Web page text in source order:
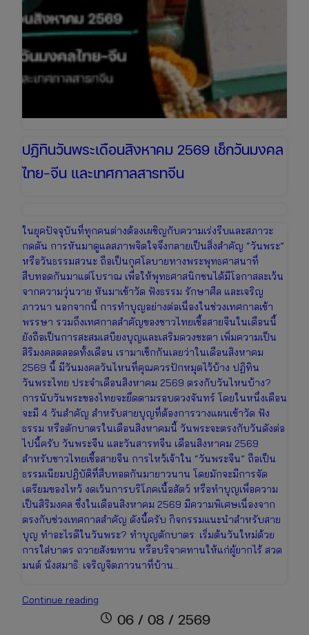
หยุด
ยาว
เตรียม
ตัว
เที่ยว
ปฏิทินวันพระเดือนสิงหาคม 2569 เช็กวันมงคล
ไทย-จีน และเทศกาลสารทจีน
ในยุคปัจจุบันที่ทุกคนต่างต้องเผชิญกับความเร่งรีบและสภาวะ
กดดัน การหันมาดูแลสภาพจิตใจจึงกลายเป็นสิ่งสำคัญ “วันพระ”
หรือวันธรรมสวนะ ถือเป็นกุศโลบายทางพระพุทธศาสนาที่
สืบทอดกันมาแต่โบราณ เพื่อให้พุทธศาสนิกชนได้มีโอกาสละเว้น
จากความวุ่นวาย หันมาเข้าวัด ฟังธรรม รักษาศีล และเจริญ
ภาวนา นอกจากนี้ การทำบุญอย่างต่อเนื่องในช่วงเทศกาลเข้า
พรรษา รวมถึงเทศกาลสำคัญของชาวไทยเชื้อสายจีนในเดือนนี้
ยังถือเป็นการสะสมเสบียงบุญและเสริมดวงชะตา เพิ่มความเป็น
สิริมงคลตลอดทั้งเดือน เรามาเช็กกันเลยว่าในเดือนสิงหาคม
2569 นี้ มีวันมงคลวันไหนที่คุณควรปักหมุดไว้บ้าง ปฏิทิน
วันพระไทย ประจำเดือนสิงหาคม 2569 ตรงกับวันไหนบ้าง?
การนับวันพระของไทยจะยึดตามรอบดวงจันทร์ โดยในหนึ่งเดือน
จะมี 4 วันสำคัญ สำหรับสายบุญที่ต้องการวางแผนเข้าวัด ฟัง
ธรรม หรือตักบาตรในเดือนสิงหาคมนี้ วันพระจะตรงกับวันดังต่อ
ไปนี้ครับ วันพระจีน และวันสารทจีน เดือนสิงหาคม 2569
สำหรับชาวไทยเชื้อสายจีน การไหว้เจ้าใน “วันพระจีน” ถือเป็น
ธรรมเนียมปฏิบัติที่สืบทอดกันมายาวนาน โดยมักจะมีการจัด
เตรียมของไหว้ งดเว้นการบริโภคเนื้อสัตว์ หรือทำบุญเพื่อความ
เป็นสิริมงคล ซึ่งในเดือนสิงหาคม 2569 มีความพิเศษเนื่องจาก
ตรงกับช่วงเทศกาลสำคัญ ดังนี้ครับ กิจกรรมแนะนำสำหรับสาย
บุญ ทำอะไรดีในวันพระ? ทำบุญตักบาตร: เริ่มต้นวันใหม่ด้วย
การใส่บาตร ถวายสังฆทาน หรือบริจาคทานให้แก่ผู้ยากไร้ สวด
มนต์ นั่งสมาธิ: เจริญจิตภาวนาที่บ้าน…
Continue reading
วันพระ
schedule 06 / 08 / 2569